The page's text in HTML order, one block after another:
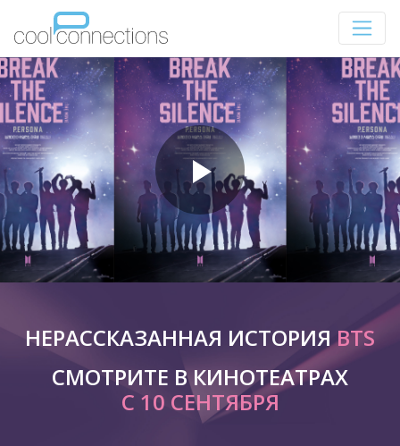
НЕРАССКАЗАННАЯ ИСТОРИЯBTS
СМОТРИТЕ В КИНОТЕАТРАХ
C 10 СЕНТЯБРЯ